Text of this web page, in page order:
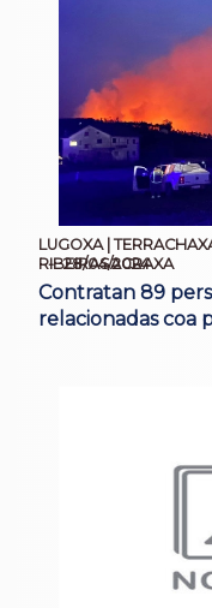
LUGOXA |
RIBEIRASACRAXA
28/04/2024
Contratan 89
relacionadas coa